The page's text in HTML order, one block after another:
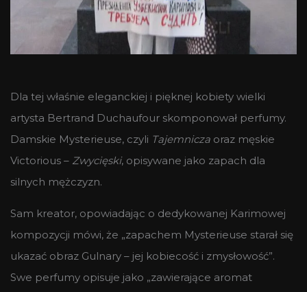
Dla tej właśnie eleganckiej i pięknej kobiety wielki
artysta Bertrand Duchaufour skomponował perfumy.
Damskie Mysterieuse, czyli Tajemnicza oraz męskie
Victorious – Zwycięski, opisywane jako zapach dla
silnych mężczyzn.
Sam kreator, opowiadając o dedykowanej Karimowej
kompozycji mówi, że „zapachem Mysterieuse starał się
ukazać obraz Gulnary – jej kobiecość i zmysłowość”.
Swe perfumy opisuje jako „zawierające aromat